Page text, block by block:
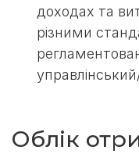
доходах та
різними
Облік